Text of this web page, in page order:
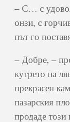
– С… с
онзи, с
път го
– Добре, –
кутрето на
прекрасен
пазарския
продаде този